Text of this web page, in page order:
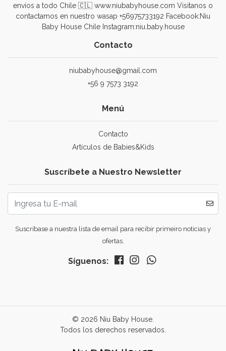
envíos a todo Chile 🇨🇱 www.niubabyhouse.com Visitanos o
contactamos en nuestro wasap +56975733192 Facebook:Niu
Baby House Chile Instagram:niu.baby.house
Contacto
niubabyhouse@gmail.com
+56 9 7573 3192
Menú
Contacto
Artículos de Babies&Kids
Suscríbete a Nuestro Newsletter
Suscríbase a nuestra lista de email para recibir primeiro noticias y
ofertas.
Síguenos:
© 2026 Niu Baby House.
Todos los derechos reservados.